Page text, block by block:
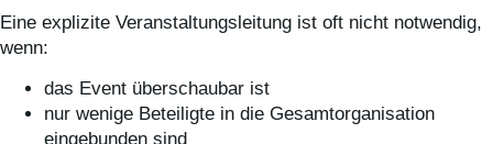
Eine explizite Veranstaltungsleitung ist oft nicht notwendig,
wenn:
das Event überschaubar ist
nur wenige Beteiligte in die Gesamtorganisation
eingebunden sind